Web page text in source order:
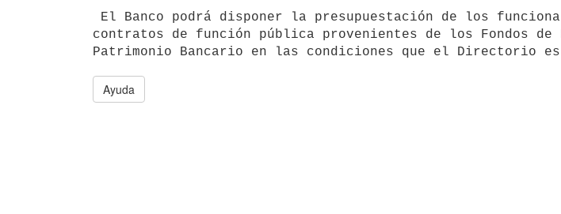
contratos de función pública provenientes de los Fondos de
Ayuda